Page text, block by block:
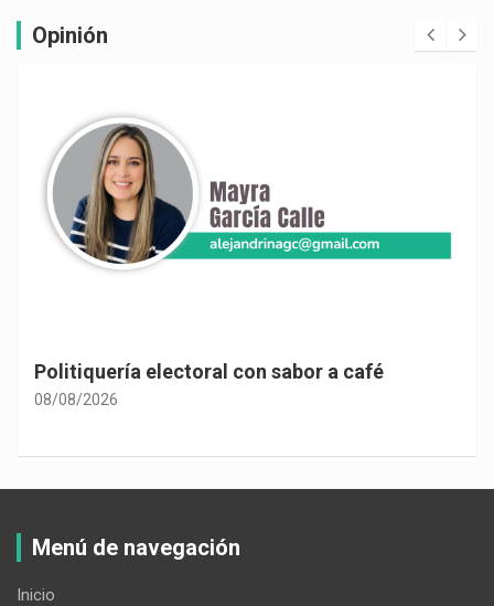
Opinión
Politiquería electoral con sabor a café
08/08/2026
Menú de navegación
Inicio